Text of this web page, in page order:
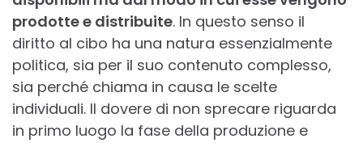
prodotte e distribuite. In questo senso il
diritto al cibo ha una natura essenzialmente
politica, sia per il suo contenuto complesso,
sia perché chiama in causa le scelte
individuali. Il dovere di non sprecare riguarda
in primo luogo la fase della produzione e